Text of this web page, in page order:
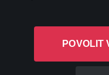
POVOLIT
L-1246 Luxembourg R.C.S.